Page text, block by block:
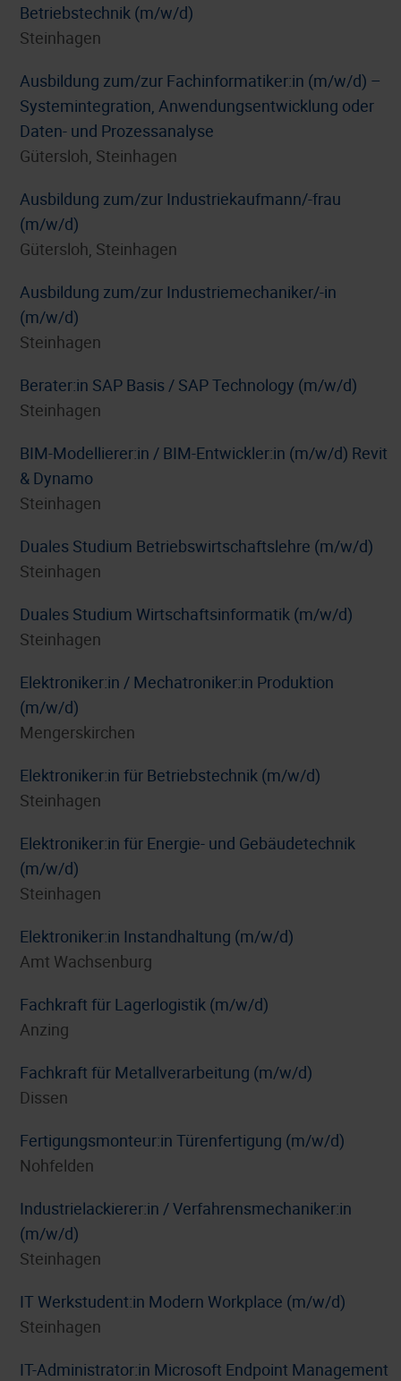
Betriebstechnik (m/w/d)
Steinhagen
Ausbildung zum/zur Fachinformatiker:in (m/w/d) –
Systemintegration, Anwendungsentwicklung oder
Daten- und Prozessanalyse
Gütersloh, Steinhagen
Ausbildung zum/zur Industriekaufmann/-frau
(m/w/d)
Gütersloh, Steinhagen
Ausbildung zum/zur Industriemechaniker/-in
(m/w/d)
Steinhagen
Berater:in SAP Basis / SAP Technology (m/w/d)
Steinhagen
BIM-Modellierer:in / BIM-Entwickler:in (m/w/d) Revit
& Dynamo
Steinhagen
Duales Studium Betriebswirtschaftslehre (m/w/d)
Steinhagen
Duales Studium Wirtschaftsinformatik (m/w/d)
Steinhagen
Elektroniker:in / Mechatroniker:in Produktion
(m/w/d)
Mengerskirchen
Elektroniker:in für Betriebstechnik (m/w/d)
Steinhagen
Elektroniker:in für Energie- und Gebäudetechnik
(m/w/d)
Steinhagen
Elektroniker:in Instandhaltung (m/w/d)
Amt Wachsenburg
Fachkraft für Lagerlogistik (m/w/d)
Anzing
Fachkraft für Metallverarbeitung (m/w/d)
Dissen
Fertigungsmonteur:in Türenfertigung (m/w/d)
Nohfelden
Industrielackierer:in / Verfahrensmechaniker:in
(m/w/d)
Steinhagen
IT Werkstudent:in Modern Workplace (m/w/d)
Steinhagen
IT-Administrator:in Microsoft Endpoint Management